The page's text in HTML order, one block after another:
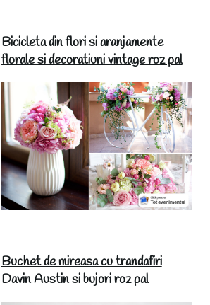
Bicicleta din flori si aranjamente
florale si decoratiuni vintage roz pal
Buchet de mireasa cu trandafiri
Davin Austin si bujori roz pal